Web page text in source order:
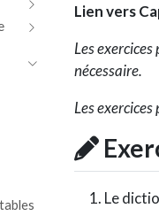
Lien vers
Les
nécessaire.
Les
Le